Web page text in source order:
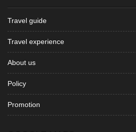
Travel guide
Travel experience
About us
Policy
Promotion